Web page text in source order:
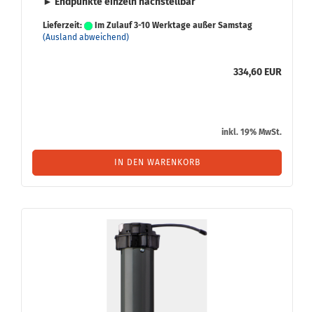
Lieferzeit:
Im Zulauf 3-10 Werktage außer Samstag
(Ausland abweichend)
334,60 EUR
inkl. 19% MwSt.
IN DEN WARENKORB